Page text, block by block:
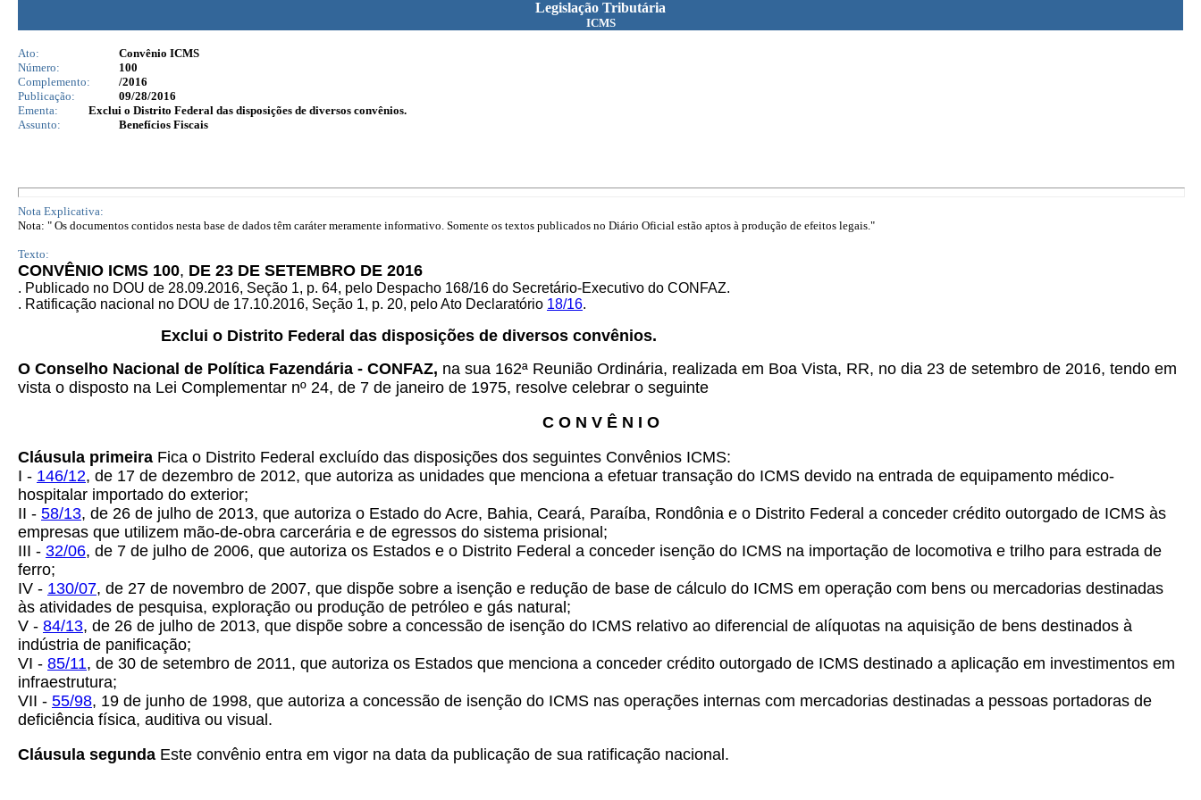
Legislação Tributária
ICMS
Ato:
Convênio ICMS
Número:
100
Complemento:
/2016
Publicação:
09/28/2016
Ementa:
Exclui o Distrito Federal das disposições de diversos convênios.
Assunto:
Benefícios Fiscais
Nota Explicativa:
Nota: " Os documentos contidos nesta base de dados têm caráter meramente informativo. Somente os textos publicados no Diário Oficial estão aptos à produção de efeitos legais."
Texto:
CONVÊNIO ICMS 100, DE 23 DE SETEMBRO DE 2016
. Publicado no DOU de 28.09.2016, Seção 1, p. 64, pelo Despacho 168/16 do Secretário-Executivo do CONFAZ.
. Ratificação nacional no DOU de 17.10.2016, Seção 1, p. 20, pelo Ato Declaratório 18/16.
Exclui o Distrito Federal das disposições de diversos convênios.
O Conselho Nacional de Política Fazendária - CONFAZ, na sua 162ª Reunião Ordinária, realizada em Boa Vista, RR, no dia 23 de setembro de 2016, tendo em
vista o disposto na Lei Complementar nº 24, de 7 de janeiro de 1975, resolve celebrar o seguinte
C O N V Ê N I O
Cláusula primeira Fica o Distrito Federal excluído das disposições dos seguintes Convênios ICMS:
I - 146/12, de 17 de dezembro de 2012, que autoriza as unidades que menciona a efetuar transação do ICMS devido na entrada de equipamento médico-
hospitalar importado do exterior;
II - 58/13, de 26 de julho de 2013, que autoriza o Estado do Acre, Bahia, Ceará, Paraíba, Rondônia e o Distrito Federal a conceder crédito outorgado de ICMS às
empresas que utilizem mão-de-obra carcerária e de egressos do sistema prisional;
III - 32/06, de 7 de julho de 2006, que autoriza os Estados e o Distrito Federal a conceder isenção do ICMS na importação de locomotiva e trilho para estrada de
ferro;
IV - 130/07, de 27 de novembro de 2007, que dispõe sobre a isenção e redução de base de cálculo do ICMS em operação com bens ou mercadorias destinadas
às atividades de pesquisa, exploração ou produção de petróleo e gás natural;
V - 84/13, de 26 de julho de 2013, que dispõe sobre a concessão de isenção do ICMS relativo ao diferencial de alíquotas na aquisição de bens destinados à
indústria de panificação;
VI - 85/11, de 30 de setembro de 2011, que autoriza os Estados que menciona a conceder crédito outorgado de ICMS destinado a aplicação em investimentos em
infraestrutura;
VII - 55/98, 19 de junho de 1998, que autoriza a concessão de isenção do ICMS nas operações internas com mercadorias destinadas a pessoas portadoras de
deficiência física, auditiva ou visual.
Cláusula segunda Este convênio entra em vigor na data da publicação de sua ratificação nacional.